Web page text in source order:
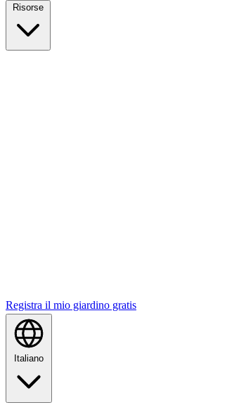
Registra il mio giardino gratis
Italiano